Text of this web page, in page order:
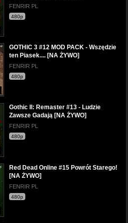
FENRIR PL
480p
GOTHIC 3 #12 MOD PACK - Wszędzie
ten Piasek.... [NA ŻYWO]
FENRIR PL
480p
Gothic II: Remaster #13 - Ludzie
Zawsze Gadają [NA ŻYWO]
FENRIR PL
480p
Red Dead Online #15 Powrót Starego!
[NA ŻYWO]
FENRIR PL
480p